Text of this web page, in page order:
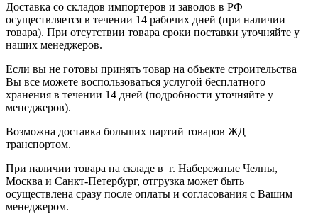
Доставка со складов импортеров и заводов в РФ
осуществляется в течении 14 рабочих дней (при наличии
товара). При отсутствии товара сроки поставки уточняйте у
наших менеджеров.
Если вы не готовы принять товар на объекте строительства
Вы все можете воспользоваться услугой бесплатного
хранения в течении 14 дней (подробности уточняйте у
менеджеров).
Возможна доставка больших партий товаров ЖД
транспортом.
При наличии товара на складе в г. Набережные Челны,
Москва и Санкт-Петербург, отгрузка может быть
осуществлена сразу после оплаты и согласования с Вашим
менеджером.